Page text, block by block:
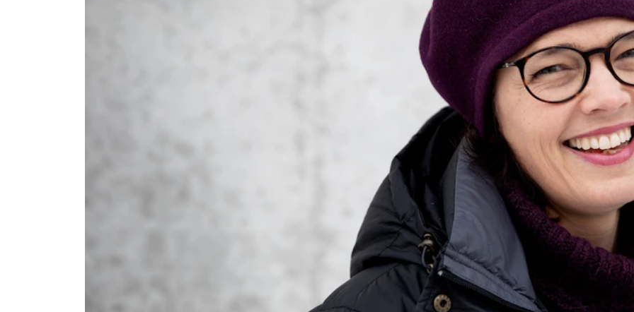
Arrangementer for ansatte
Gjennomføre konserter og arrangementer
Markedsføring, program og plakat
Låne utstyr – lyd, lys og video
Konsertopptak